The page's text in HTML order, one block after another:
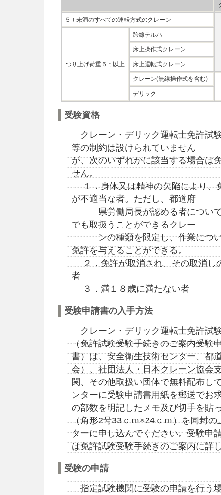
５ｔ未満のすべての運転方式のクレーン
つり上げ荷重５ｔ以上
跨線テルハ
床上操作式クレーン
床上運転式クレーン
クレーン(無線操作式を含む)
デリック
受験資格
クレーン・デリック運転士免許試
等の制約は設けられていません
が、次のいずれかに該当する場合は
せん。
１．身体又は精神の欠陥により、
が不適当な者。ただし、都道府
県労働局長が認める者について
でも取扱うことができるクレー
ンの種類を限定し、作業につい
免許を与えることができる。
２．免許が取消され、その取消し
者
３．満１８歳に満たない者
受験申請書の入手方法
クレーン・デリック運転士免許試
（免許試験受験手続きのご案内受験
書）は、安全衛生技術センター、都
会）、社団法人・日本クレーン協会
関、その他取扱い団体で無料配布し
ンターに受験申請書用紙を郵送でお
の部数を明記したメモ及び切手を貼
（角形2号33ｃｍ×24ｃｍ）を同封
ターに申し込んでください。受験申
は免許試験受験手続きのご案内に詳
受験の申請
指定試験機関に受験の申請を行う